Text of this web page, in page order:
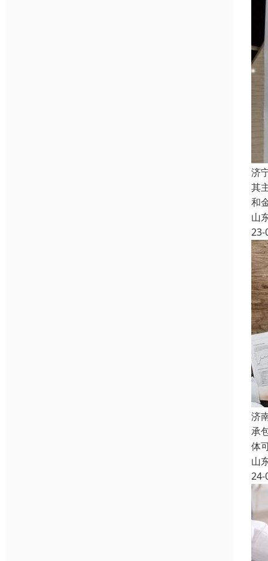
济
其
和
山
23-
济
承
体
山
24-